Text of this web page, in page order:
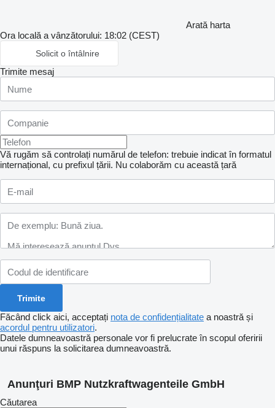
Arată harta
Ora locală a vânzătorului: 18:02 (CEST)
Solicit o întâlnire
Trimite mesaj
Vă rugăm să controlați numărul de telefon: trebuie indicat în formatul
internațional, cu prefixul țării. Nu colaborăm cu această țară
Făcând click aici, acceptați nota de confidențialitate a noastră și
acordul pentru utilizatori.
Datele dumneavoastră personale vor fi prelucrate în scopul oferirii
unui răspuns la solicitarea dumneavoastră.
Anunţuri BMP Nutzkraftwagenteile GmbH
Căutarea